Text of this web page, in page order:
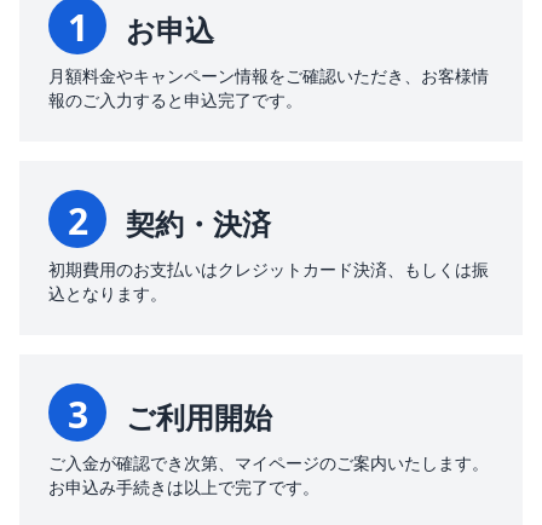
1 お申込
月額料金やキャンペーン情報をご確認いただき、お客様情
報のご入力すると申込完了です。
2 契約・決済
初期費用のお支払いはクレジットカード決済、もしくは振
込となります。
3 ご利用開始
ご入金が確認でき次第、マイページのご案内いたします。
お申込み手続きは以上で完了です。